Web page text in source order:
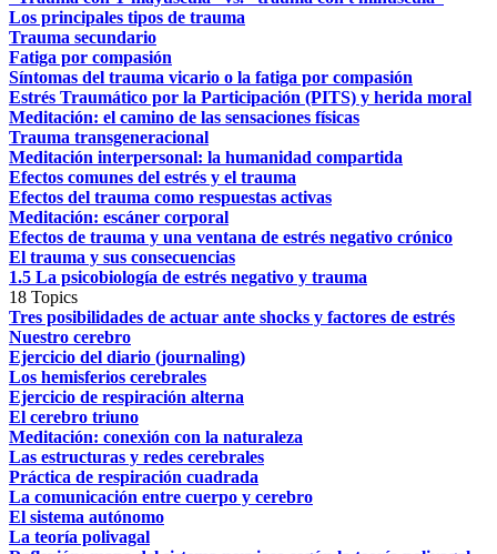
Los principales tipos de trauma
Trauma secundario
Fatiga por compasión
Síntomas del trauma vicario o la fatiga por compasión
Estrés Traumático por la Participación (PITS) y herida moral
Meditación: el camino de las sensaciones físicas
Trauma transgeneracional
Meditación interpersonal: la humanidad compartida
Efectos comunes del estrés y el trauma
Efectos del trauma como respuestas activas
Meditación: escáner corporal
Efectos de trauma y una ventana de estrés negativo crónico
El trauma y sus consecuencias
1.5 La psicobiología de estrés negativo y trauma
18 Topics
Tres posibilidades de actuar ante shocks y factores de estrés
Nuestro cerebro
Ejercicio del diario (journaling)
Los hemisferios cerebrales
Ejercicio de respiración alterna
El cerebro triuno
Meditación: conexión con la naturaleza
Las estructuras y redes cerebrales
Práctica de respiración cuadrada
La comunicación entre cuerpo y cerebro
El sistema autónomo
La teoría polivagal